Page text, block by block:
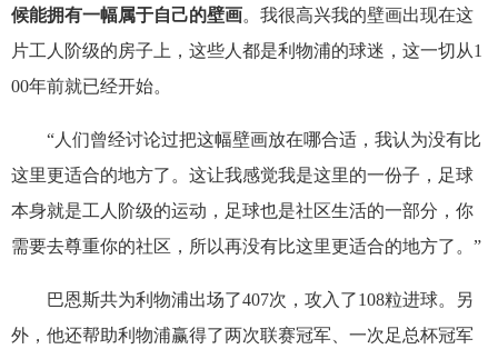
候能拥有一幅属于自己的壁画。我很高兴我的壁画出现在这
片工人阶级的房子上，这些人都是利物浦的球迷，这一切从1
00年前就已经开始。
“人们曾经讨论过把这幅壁画放在哪合适，我认为没有比
这里更适合的地方了。这让我感觉我是这里的一份子，足球
本身就是工人阶级的运动，足球也是社区生活的一部分，你
需要去尊重你的社区，所以再没有比这里更适合的地方了。”
巴恩斯共为利物浦出场了407次，攻入了108粒进球。另
外，他还帮助利物浦赢得了两次联赛冠军、一次足总杯冠军